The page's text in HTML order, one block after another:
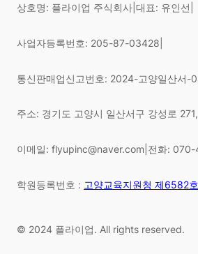
상호명: 플라이업 주식회사 대표: 유인선
사업자등록번호: 205-87-03428
통신판매업신고번호: 2024-고양일산서-
주소: 경기도 고양시 일산서구 강성로
이메일: flyupinc@naver.com 전화:
학원등록번호 : 고양교육지원청 제6582호
© 2024 플라이업. All rights reserved.